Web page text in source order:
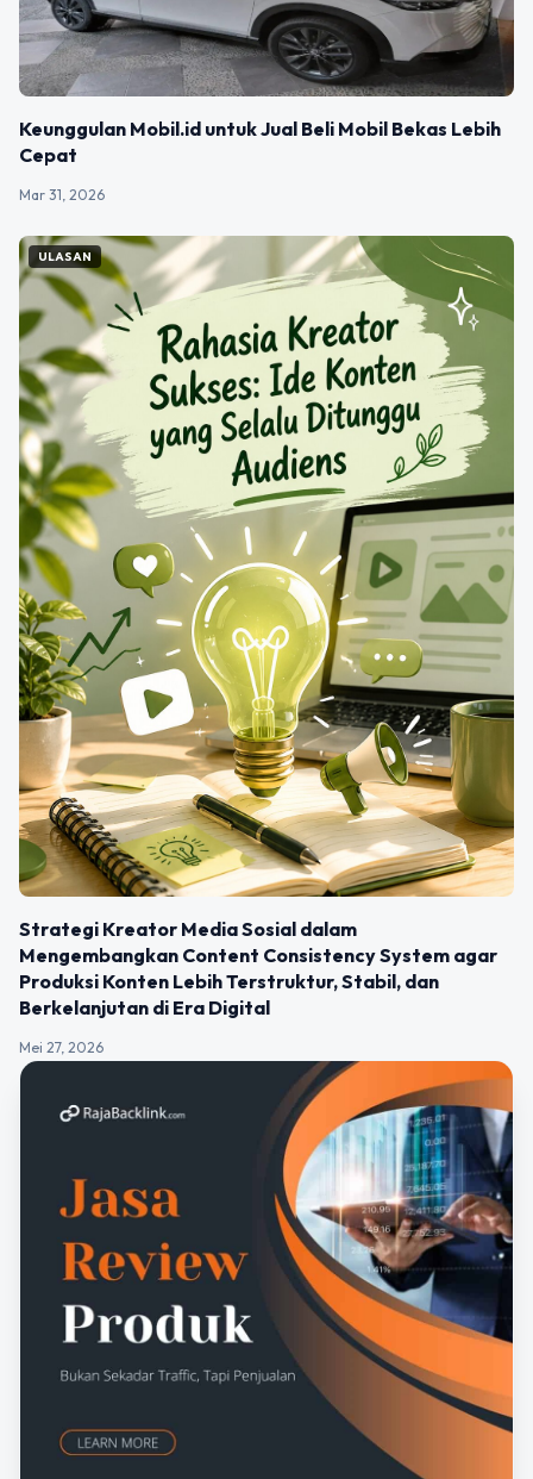
Keunggulan Mobil.id untuk Jual Beli Mobil Bekas Lebih
Cepat
Mar 31, 2026
ULASAN
Strategi Kreator Media Sosial dalam
Mengembangkan Content Consistency System agar
Produksi Konten Lebih Terstruktur, Stabil, dan
Berkelanjutan di Era Digital
Mei 27, 2026